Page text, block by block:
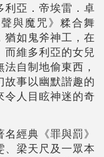
利亞．帝埃雷．卓
與魔咒》糅合舞
猶如鬼斧神工，在
而維多利亞的女兒
自制地偷東西，
故事以幽默諧趣的
令人目眩神迷的奇
經典《罪與罰》
、梁天尺及一眾本